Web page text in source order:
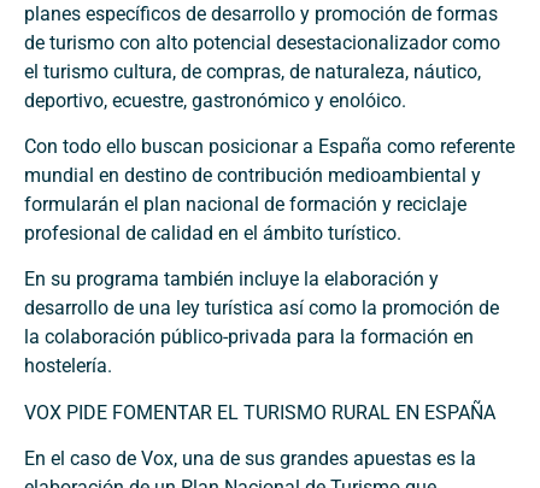
planes específicos de desarrollo y promoción de formas
de turismo con alto potencial desestacionalizador como
el turismo cultura, de compras, de naturaleza, náutico,
deportivo, ecuestre, gastronómico y enolóico.
Con todo ello buscan posicionar a España como referente
mundial en destino de contribución medioambiental y
formularán el plan nacional de formación y reciclaje
profesional de calidad en el ámbito turístico.
En su programa también incluye la elaboración y
desarrollo de una ley turística así como la promoción de
la colaboración público-privada para la formación en
hostelería.
VOX PIDE FOMENTAR EL TURISMO RURAL EN ESPAÑA
En el caso de Vox, una de sus grandes apuestas es la